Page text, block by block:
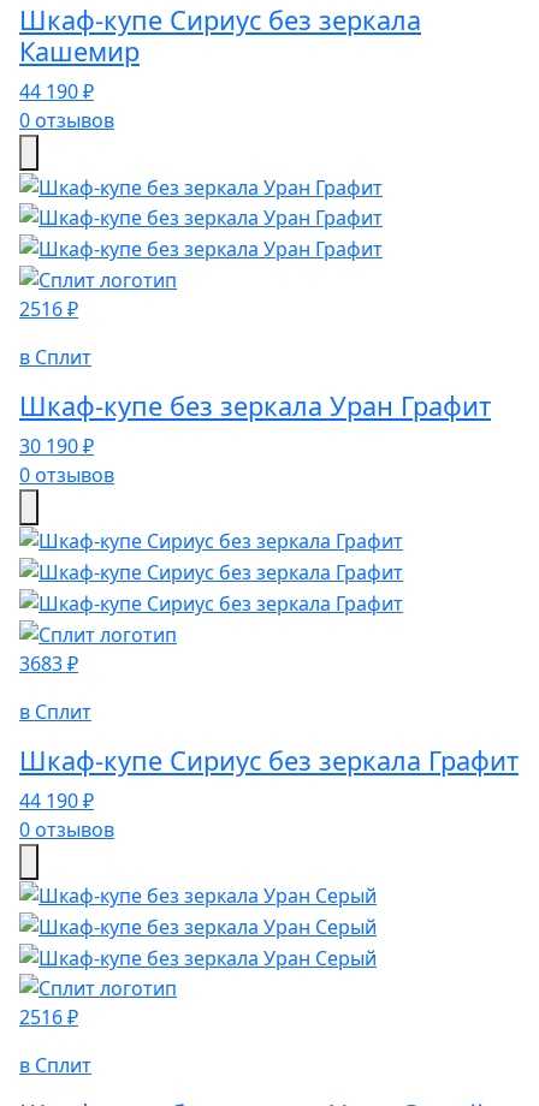
Шкаф-купе Сириус без зеркала
Кашемир
44 190 ₽
0 отзывов
2516 ₽
в Сплит
Шкаф-купе без зеркала Уран Графит
30 190 ₽
0 отзывов
3683 ₽
в Сплит
Шкаф-купе Сириус без зеркала Графит
44 190 ₽
0 отзывов
2516 ₽
в Сплит